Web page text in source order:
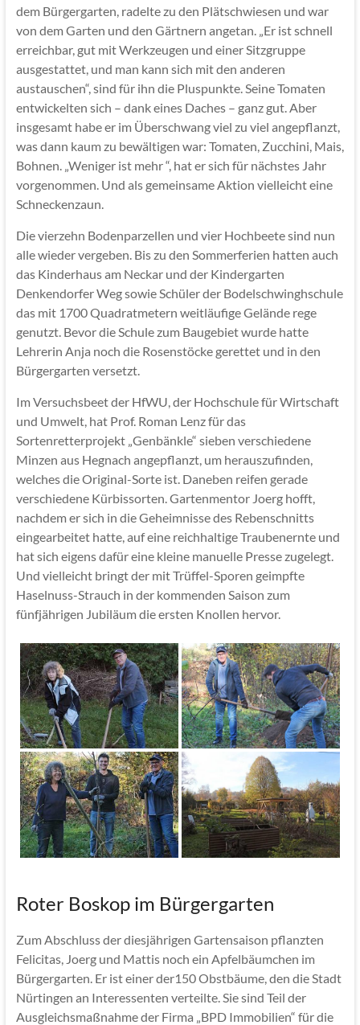
dem Bürgergarten, radelte zu den Plätschwiesen und war
von dem Garten und den Gärtnern angetan. „Er ist schnell
erreichbar, gut mit Werkzeugen und einer Sitzgruppe
ausgestattet, und man kann sich mit den anderen
austauschen“, sind für ihn die Pluspunkte. Seine Tomaten
entwickelten sich – dank eines Daches – ganz gut. Aber
insgesamt habe er im Überschwang viel zu viel angepflanzt,
was dann kaum zu bewältigen war: Tomaten, Zucchini, Mais,
Bohnen. „Weniger ist mehr “, hat er sich für nächstes Jahr
vorgenommen. Und als gemeinsame Aktion vielleicht eine
Schneckenzaun.
Die vierzehn Bodenparzellen und vier Hochbeete sind nun
alle wieder vergeben. Bis zu den Sommerferien hatten auch
das Kinderhaus am Neckar und der Kindergarten
Denkendorfer Weg sowie Schüler der Bodelschwinghschule
das mit 1700 Quadratmetern weitläufige Gelände rege
genutzt. Bevor die Schule zum Baugebiet wurde hatte
Lehrerin Anja noch die Rosenstöcke gerettet und in den
Bürgergarten versetzt.
Im Versuchsbeet der HfWU, der Hochschule für Wirtschaft
und Umwelt, hat Prof. Roman Lenz für das
Sortenretterprojekt „Genbänkle“ sieben verschiedene
Minzen aus Hegnach angepflanzt, um herauszufinden,
welches die Original-Sorte ist. Daneben reifen gerade
verschiedene Kürbissorten. Gartenmentor Joerg hofft,
nachdem er sich in die Geheimnisse des Rebenschnitts
eingearbeitet hatte, auf eine reichhaltige Traubenernte und
hat sich eigens dafür eine kleine manuelle Presse zugelegt.
Und vielleicht bringt der mit Trüffel-Sporen geimpfte
Haselnuss-Strauch in der kommenden Saison zum
fünfjährigen Jubiläum die ersten Knollen hervor.
Roter Boskop im Bürgergarten
Zum Abschluss der diesjährigen Gartensaison pflanzten
Felicitas, Joerg und Mattis noch ein Apfelbäumchen im
Bürgergarten. Er ist einer der150 Obstbäume, den die Stadt
Nürtingen an Interessenten verteilte. Sie sind Teil der
Ausgleichsmaßnahme der Firma „BPD Immobilien“ für die